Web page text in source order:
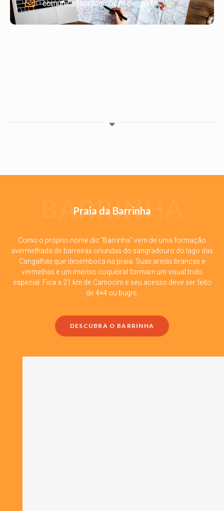
comunicacao@camocim.ce.gov.br
BARRINHA
Praia da Barrinha
Como o próprio nome diz “Barrinha” vem de uma formação
avermelhada de barreiras oriundas do sangradouro do lago das
Cangalhas que desemboca na praia. Suas areias brancas e
vermelhas e um imenso coqueiral formam um visual todo
especial. Fica a 21 km de Camocim e seu acesso deve ser feito
de 4×4 ou bugre.
DESCUBRA O BARRINHA